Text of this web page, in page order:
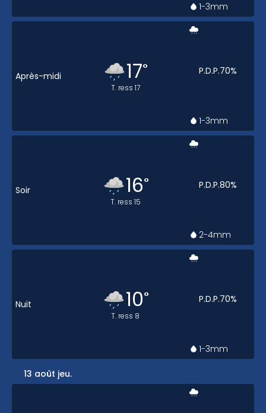
1-3mm
Après-midi 17°
T. ress 17
P.D.P.70%
1-3mm
Soir 16°
T. ress 15
P.D.P.80%
2-4mm
Nuit 10°
T. ress 8
P.D.P.70%
1-3mm
13 août jeu.